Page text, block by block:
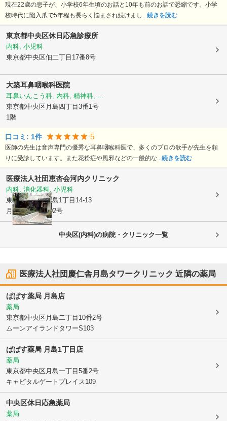
現在22歳の息子が、小学校6年生頃のお話と10年も前のお話で恐縮です。小学
校時代に陥入爪で5年程も長らく悩まされ続けまし... 続きを読む
東京都中央区休日応急診療所
内科, 小児科
東京都中央区佃二丁目17番8号
大築耳鼻咽喉科医院
耳鼻いんこう科, 内科, 精神科, ...
東京都中央区 月島四丁目3番1号
1階
口コミ: 1件 5
医師の先生は音声専門の優秀な耳鼻咽喉科医で、多くのプロの歌手が先生を頼
りに受診しています。また花粉症や風邪などの一般的な... 続きを読む
医療法人社団恵杏会河内クリニック
内科, 消化器科, 小児科
東京都中央区月島1丁目14-13
月島ホームズ102号
中央区(内科)の病院・クリニック一覧
医療法人社団慶仁舎月島タワークリニック 近隣の薬局
ぱぱす薬局 月島店
薬局
東京都中央区 月島二丁目10番2号
ムーンアイランドタワーS103
ぱぱす薬局 月島1丁目店
薬局
東京都中央区 月島一丁目5番2号
キャピタルゲートプレイス109
中央区休日応急薬局
薬局